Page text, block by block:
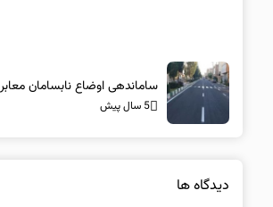
ساماندهی اوضاع نابسامان
5 سال پیش
دیدگاه ها